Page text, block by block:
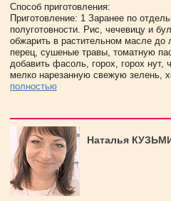
Способ приготовления:
Приготовление: 1 Заранее по
полуготовности. Рис, чечевицу и
обжарить в растительном масле до
перец, сушеные травы, томатную
добавить фасоль, горох, горох
мелко нарезанную свежую зелень,
полностью
Наталья